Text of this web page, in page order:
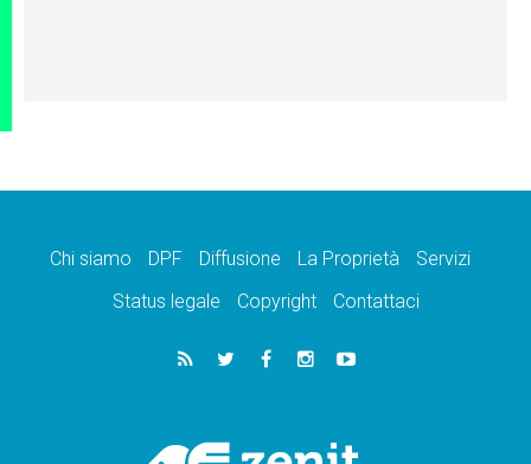
Chi siamo DPF Diffusione La Proprietà
Servizi
Status legale
Copyright Contattaci